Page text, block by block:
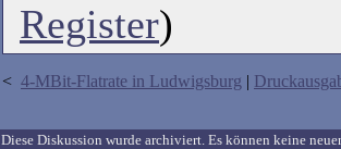
Register)
< 4-MBit-Flatrate in Ludwigsburg |
Diese Diskussion wurde archiviert. Es können keine